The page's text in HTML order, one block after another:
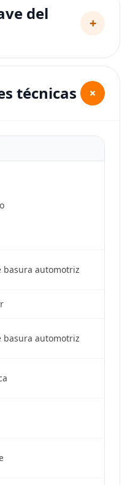
del
+
técnicas +
basura automotriz
basura automotriz